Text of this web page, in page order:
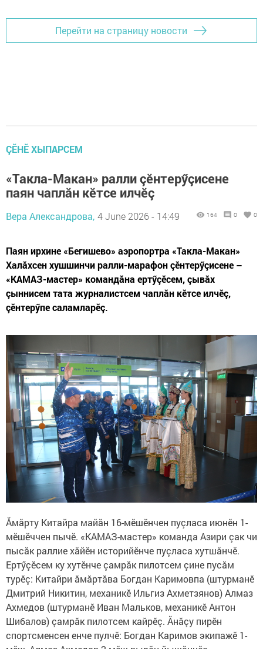
Перейти на страницу новости
ÇӖНӖ ХЫПАРСЕМ
«Такла-Макан» ралли çӗнтерӳçисене
паян чаплăн кӗтсе илчӗç
Вера Александрова, 4 June 2026 - 14:49 164 0 0
Паян ирхине «Бегишево» аэропортра «Такла-Макан»
Халăхсен хушшинчи ралли-марафон çӗнтерӳçисене –
«КАМАЗ-мастер» командăна ертӳçӗсем, çывăх
çыннисем тата журналистсем чаплăн кӗтсе илчӗç,
çӗнтерӳпе саламларӗç.
Ăмăрту Китайра майăн 16-мӗшӗнчен пуçласа июнӗн 1-
мӗшӗччен пычӗ. «КАМАЗ-мастер» команда Азири çак чи
пысăк раллие хăйӗн историйӗнче пуçласа хутшăнчӗ.
Ертӳçӗсем ку хутӗнче çамрăк пилотсем çине пусăм
турӗç: Китайри ăмăртăва Богдан Каримовпа (штурманӗ
Дмитрий Никитин, механикӗ Ильгиз Ахметзянов) Алмаз
Ахмедов (штурманӗ Иван Мальков, механикӗ Антон
Шибалов) çамрăк пилотсем кайрӗç. Ăнăçу пирӗн
спортсменсен енче пулчӗ: Богдан Каримов экипажӗ 1-